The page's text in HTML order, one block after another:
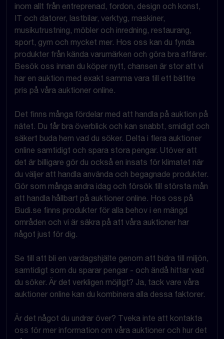
inom allt från entreprenad, fordon, design och konst,
IT och datorer, lastbilar, verktyg, maskiner,
musikutrustning, möbler och inredning, restaurang,
sport, gym och mycket mer. Hos oss kan du fynda
produkter från kända varumärken och göra bra affärer.
Besök oss innan du köper nytt, chansen är stor att vi
har en auktion med exakt samma vara till ett bättre
pris på våra auktioner online.
Det finns många fördelar med att handla på auktion på
nätet. Du får bra överblick och kan snabbt, smidigt och
säkert buda hem vad du söker. Delta i flera auktioner
online samtidigt och spara stora pengar. Utöver att
det är billigare gör du också en insats för klimatet när
du väljer att handla använda och begagnade produkter.
Gör som många andra idag och försök till största mån
att handla hållbart på auktioner online. Hos oss på
Budi.se finns produkter för alla behov i en mängd
områden och vi är säkra på att våra auktioner har
något just för dig.
Se till att bli en vardagshjälte genom att bidra till miljön,
samtidigt som du sparar pengar - och ändå hittar vad
du söker. Är det verkligen möjligt? Ja, tack vare våra
auktioner online kan du kombinera alla dessa faktorer.
Är det något du undrar över? Tveka inte att kontakta
oss för mer information om våra auktioner och hur det